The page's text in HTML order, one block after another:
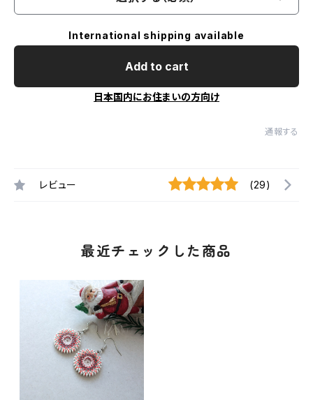
International shipping available
Add to cart
日本国内にお住まいの方向け
通報する
レビュー (29)
最近チェックした商品